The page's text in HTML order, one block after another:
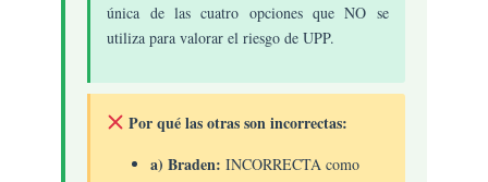
única de las cuatro opciones que NO se
utiliza para valorar el riesgo de UPP.
Por qué las otras son incorrectas:
a) Braden: INCORRECTA como